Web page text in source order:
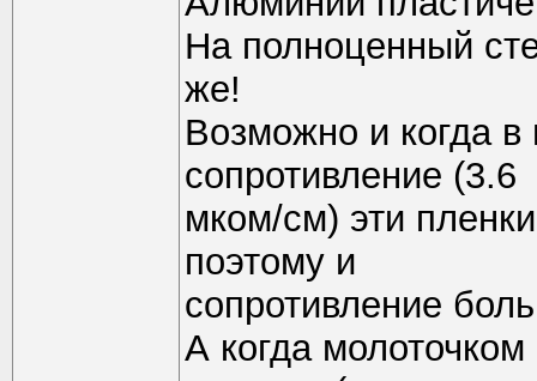
На полноценный
же!
Возможно и когда
сопротивление (3.6
мком/см) эти
поэтому и
сопротивление
А когда